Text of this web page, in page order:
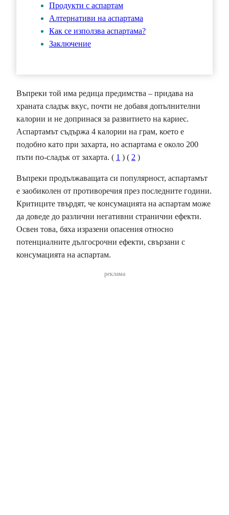
Продукти с аспартам
Алтернативи на аспартама
Как се използва аспартама?
Заключение
Въпреки той има редица предимства – придава на
храната сладък вкус, почти не добавя допълнителни
калории и не допринася за развитието на кариес.
Аспартамът съдържа 4 калории на грам, което е
подобно като при захарта, но аспартама е около 200
пъти по-сладък от захарта. ( 1 ) ( 2 )
Въпреки продължаващата си популярност, аспартамът
е заобиколен от противоречия през последните години.
Критиците твърдят, че консумацията на аспартам може
да доведе до различни негативни странични ефекти.
Освен това, бяха изразени опасения относно
потенциалните дългосрочни ефекти, свързани с
консумацията на аспартам.
реклама